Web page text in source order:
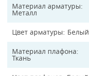
Материал арматуры
Металл
Цвет арматуры Белый
Материал плафона
Ткань